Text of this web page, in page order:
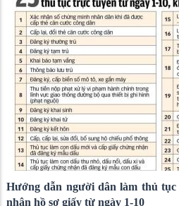
Hướng dẫn người dân làm thủ
nhận hồ sơ giấy từ ngày 1-10